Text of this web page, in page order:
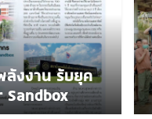
งงาน รับยุค
Sandbox